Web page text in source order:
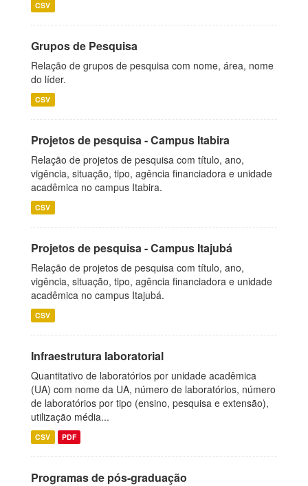
CSV
Grupos de Pesquisa
Relação de grupos de pesquisa com nome, área, nome
do líder.
CSV
Projetos de pesquisa - Campus Itabira
Relação de projetos de pesquisa com título, ano,
vigência, situação, tipo, agência financiadora e unidade
acadêmica no campus Itabira.
CSV
Projetos de pesquisa - Campus Itajubá
Relação de projetos de pesquisa com título, ano,
vigência, situação, tipo, agência financiadora e unidade
acadêmica no campus Itajubá.
CSV
Infraestrutura laboratorial
Quantitativo de laboratórios por unidade acadêmica
(UA) com nome da UA, número de laboratórios, número
de laboratórios por tipo (ensino, pesquisa e extensão),
utilização média...
CSV PDF
Programas de pós-graduação